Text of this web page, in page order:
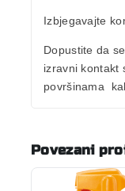
Izbjegavajte
Dopustite da
izravni kontakt
površinama
Povezani